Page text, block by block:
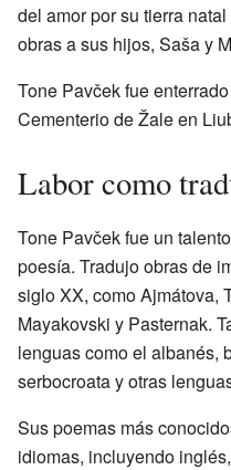
del amor por su tierra
obras a sus hijos, Saša y
Tone Pavček fue
Cementerio de Žale en
Labor como
Tone Pavček fue un
poesía. Tradujo obras de
siglo XX, como Ajmátova,
Mayakovski y Pasternak.
lenguas como el albanés,
serbocroata y otras
Sus poemas más
idiomas, incluyendo